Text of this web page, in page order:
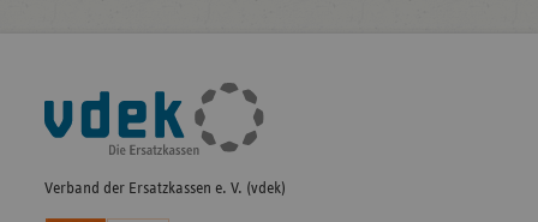
Fußleisten-
Navigation
Verband der Ersatzkassen e. V. (vdek)